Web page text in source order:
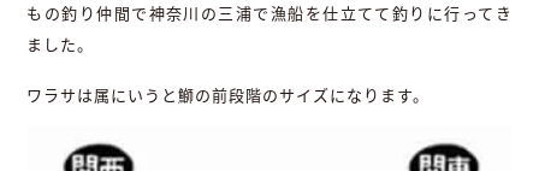
もの釣り仲間で神奈川の三浦で漁船を仕立てて釣りに行ってき
ました。
ワラサは属にいうと鰤の前段階のサイズになります。